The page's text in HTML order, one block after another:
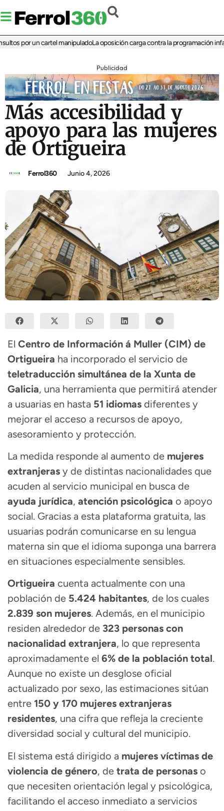
por un cartel manipuladoLa oposición carga contra la programación infantil
Publicidad
Más accesibilidad y
apoyo para las mujeres
de Ortigueira
Ferrol360 Junio 4, 2026
El Centro de Información á Muller (CIM) de
Ortigueira ha incorporado el servicio de
teletraducción simultánea de la Xunta de
Galicia, una herramienta que permitirá atender
a usuarias en hasta 51 idiomas diferentes y
mejorar el acceso a recursos de apoyo,
asesoramiento y protección.
La medida responde al aumento de mujeres
extranjeras y de distintas nacionalidades que
acuden al servicio municipal en busca de
ayuda jurídica, atención psicológica o apoyo
social. Gracias a esta plataforma gratuita, las
usuarias podrán comunicarse en su lengua
materna sin que el idioma suponga una barrera
en situaciones especialmente sensibles.
Ortigueira cuenta actualmente con una
población de 5.424 habitantes, de los cuales
2.839 son mujeres. Además, en el municipio
residen alrededor de 323 personas con
nacionalidad extranjera, lo que representa
aproximadamente el 6% de la población total.
Aunque no existe un desglose oficial
actualizado por sexo, las estimaciones sitúan
entre 150 y 170 mujeres extranjeras
residentes, una cifra que refleja la creciente
diversidad social y cultural del municipio.
El sistema está dirigido a mujeres víctimas de
violencia de género, de trata de personas o
que necesiten orientación legal y psicológica,
facilitando el acceso inmediato a servicios